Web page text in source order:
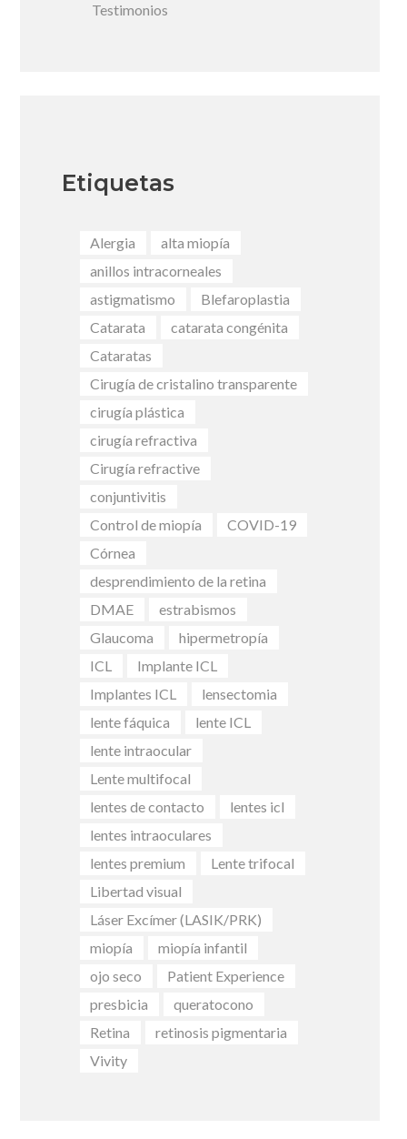
Testimonios
Etiquetas
Alergia
alta miopía
anillos intracorneales
astigmatismo
Blefaroplastia
Catarata
catarata congénita
Cataratas
Cirugía de cristalino transparente
cirugía plástica
cirugía refractiva
Cirugía refractive
conjuntivitis
Control de miopía
COVID-19
Córnea
desprendimiento de la retina
DMAE
estrabismos
Glaucoma
hipermetropía
ICL
Implante ICL
Implantes ICL
lensectomia
lente fáquica
lente ICL
lente intraocular
Lente multifocal
lentes de contacto
lentes icl
lentes intraoculares
lentes premium
Lente trifocal
Libertad visual
Láser Excímer (LASIK/PRK)
miopía
miopía infantil
ojo seco
Patient Experience
presbicia
queratocono
Retina
retinosis pigmentaria
Vivity